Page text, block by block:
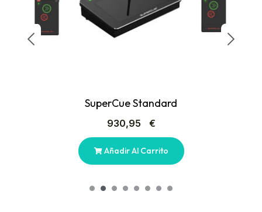
SuperCue Standard
930,95 €
Añadir Al Carrito